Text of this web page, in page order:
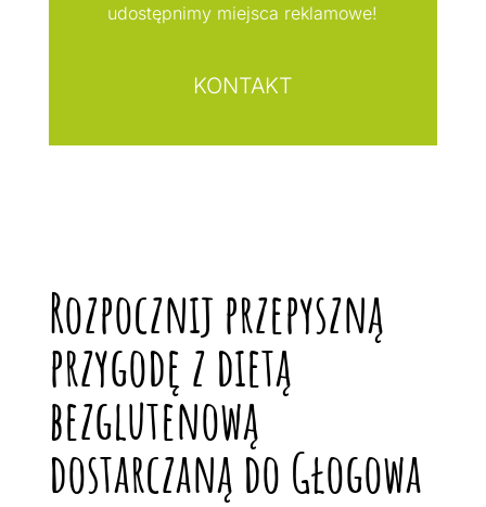
udostępnimy miejsca reklamowe!
KONTAKT
Rozpocznij przepyszną
przygodę z dietą
bezglutenową
dostarczaną do Głogowa